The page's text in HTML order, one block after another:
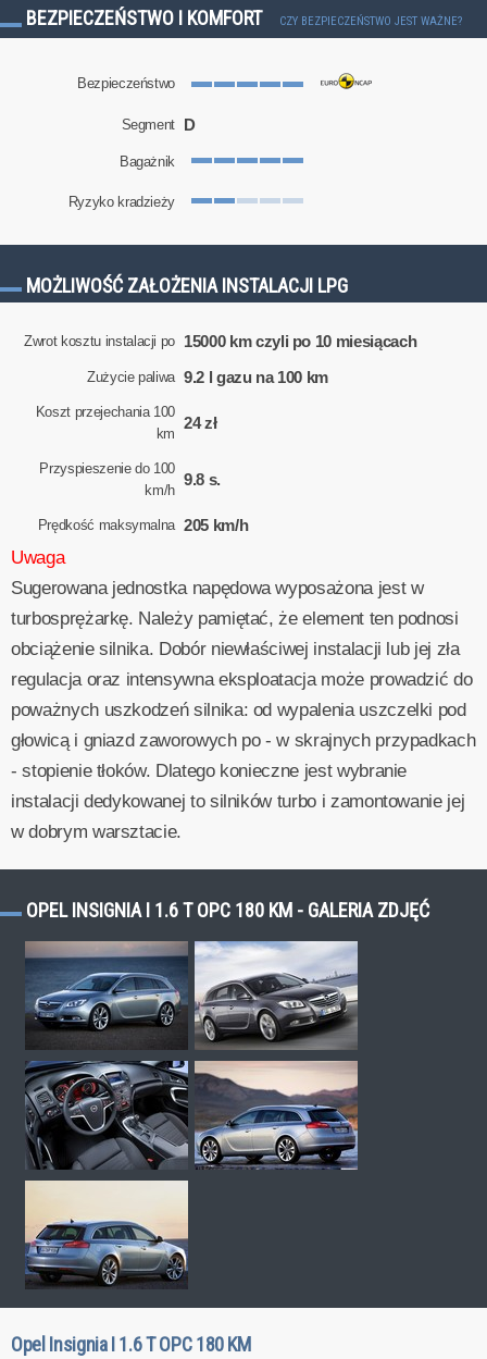
BEZPIECZEŃSTWO I KOMFORT CZY BEZPIECZEŃSTWO JEST WAŻNE?
Bezpieczeństwo
Segment D
Bagażnik
Ryzyko kradzieży
MOŻLIWOŚĆ ZAŁOŻENIA INSTALACJI LPG
Zwrot kosztu instalacji po 15000 km czyli po 10 miesiącach
Zużycie paliwa 9.2 l gazu na 100 km
Koszt przejechania 100
km
24 zł
Przyspieszenie do 100
km/h
9.8 s.
Prędkość maksymalna 205 km/h
Uwaga
Sugerowana jednostka napędowa wyposażona jest w
turbosprężarkę. Należy pamiętać, że element ten podnosi
obciążenie silnika. Dobór niewłaściwej instalacji lub jej zła
regulacja oraz intensywna eksploatacja może prowadzić do
poważnych uszkodzeń silnika: od wypalenia uszczelki pod
głowicą i gniazd zaworowych po - w skrajnych przypadkach
- stopienie tłoków. Dlatego konieczne jest wybranie
instalacji dedykowanej to silników turbo i zamontowanie jej
w dobrym warsztacie.
OPEL INSIGNIA I 1.6 T OPC 180 KM - GALERIA ZDJĘĆ
Opel Insignia I 1.6 T OPC 180 KM